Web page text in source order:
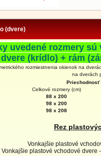
(dvere)
uvedené rozmery
(krídlo) + rám
rozmiestnenia okienok na
na dverách
Priechodnosť
Celkové rozmery (cm)
88 x 200
98 x 200
98 x 208
Rez
Vonkajšie plastové
Vonkajšie plastové vchodové dvere